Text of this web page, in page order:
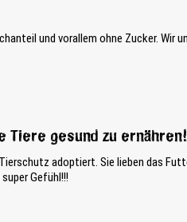
und vorallem ohne Zucker. Wir
Tiere gesund zu ernähren!
adoptiert. Sie lieben das
Gefühl!!!